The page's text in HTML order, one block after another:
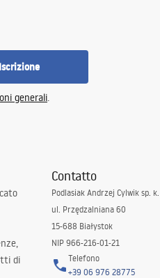
Iscrizione
generali.
di
Contatto
Podlasiak Andrzej Cylwik sp. k.
ul. Przędzalniana 60
15-688 Białystok
NIP 966-216-01-21
Telefono
+39 06 976 28775